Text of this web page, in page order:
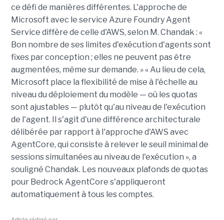
ce défi de manières différentes. L'approche de
Microsoft avec le service Azure Foundry Agent
Service diffère de celle d'AWS, selon M. Chandak : «
Bon nombre de ses limites d'exécution d'agents sont
fixes par conception ; elles ne peuvent pas être
augmentées, même sur demande. » « Au lieu de cela,
Microsoft place la flexibilité de mise à l'échelle au
niveau du déploiement du modèle — où les quotas
sont ajustables — plutôt qu'au niveau de l'exécution
de l'agent. Il s'agit d'une différence architecturale
délibérée par rapport à l'approche d'AWS avec
AgentCore, qui consiste à relever le seuil minimal de
sessions simultanées au niveau de l'exécution », a
souligné Chandak. Les nouveaux plafonds de quotas
pour Bedrock AgentCore s'appliqueront
automatiquement à tous les comptes.